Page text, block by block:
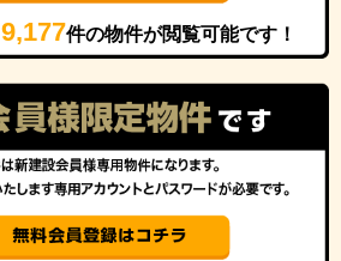
9,177件の物件が閲覧可能です！